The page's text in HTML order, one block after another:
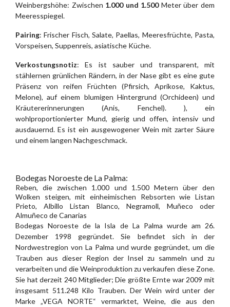
Weinbergshöhe: Zwischen 1.000 und 1.500 Meter über dem
Meeresspiegel.
Pairing: Frischer Fisch, Salate, Paellas, Meeresfrüchte, Pasta,
Vorspeisen, Suppenreis, asiatische Küche.
Verkostungsnotiz: Es ist sauber und transparent, mit
stählernen grünlichen Rändern, in der Nase gibt es eine gute
Präsenz von reifen Früchten (Pfirsich, Aprikose, Kaktus,
Melone), auf einem blumigen Hintergrund (Orchideen) und
Kräutererinnerungen (Anis, Fenchel). ), ein
wohlproportionierter Mund, gierig und offen, intensiv und
ausdauernd. Es ist ein ausgewogener Wein mit zarter Säure
und einem langen Nachgeschmack.
Bodegas Noroeste de La Palma:
Reben, die zwischen 1.000 und 1.500 Metern über den
Wolken steigen, mit einheimischen Rebsorten wie Listan
Prieto, Albillo Listan Blanco, Negramoll, Muñeco oder
Almuñeco de Canarias
Bodegas Noroeste de la Isla de La Palma wurde am 26.
Dezember 1998 gegründet. Sie befindet sich in der
Nordwestregion von La Palma und wurde gegründet, um die
Trauben aus dieser Region der Insel zu sammeln und zu
verarbeiten und die Weinproduktion zu verkaufen diese Zone.
Sie hat derzeit 240 Mitglieder; Die größte Ernte war 2009 mit
insgesamt 511.248 Kilo Trauben. Der Wein wird unter der
Marke „VEGA NORTE“ vermarktet, Weine, die aus den